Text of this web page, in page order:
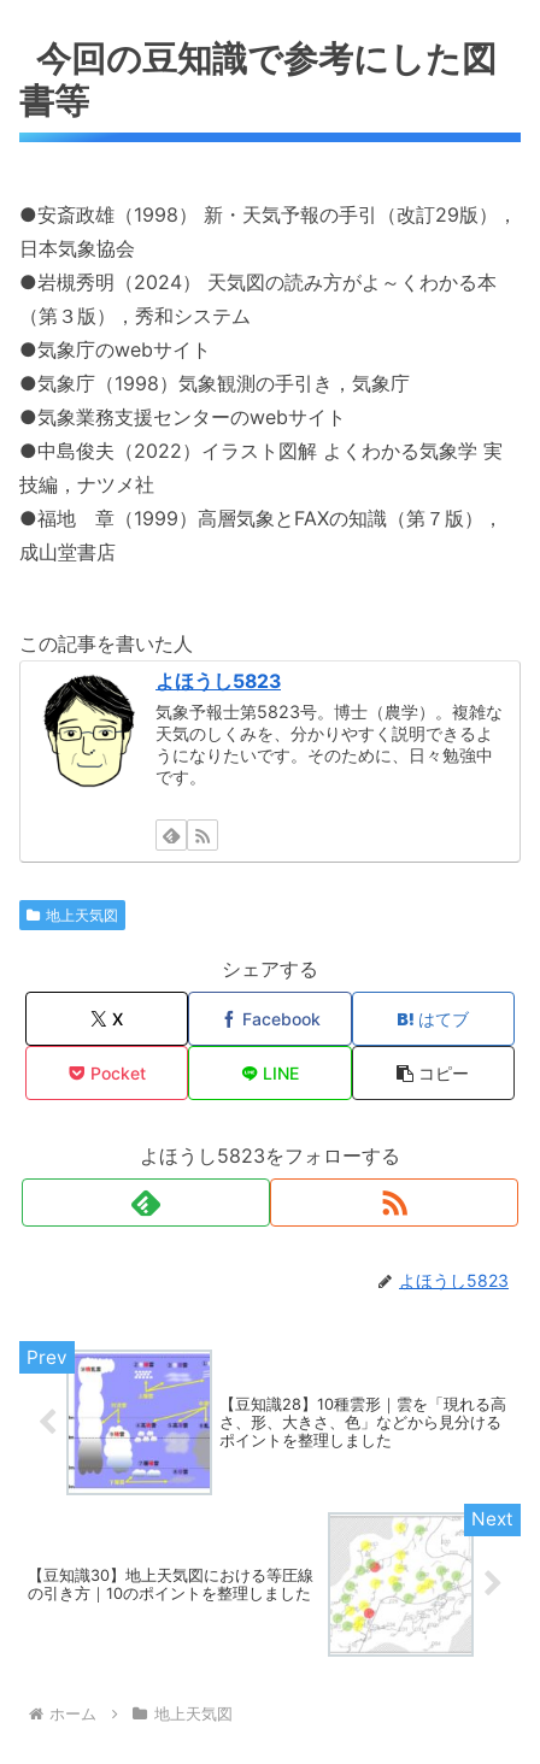
今回の豆知識で参考にした図
書等
●安斎政雄（1998） 新・天気予報の手引（改訂29版），
日本気象協会
●岩槻秀明（2024） 天気図の読み方がよ～くわかる本
（第３版），秀和システム
●気象庁のwebサイト
●気象庁（1998）気象観測の手引き，気象庁
●気象業務支援センターのwebサイト
●中島俊夫（2022）イラスト図解 よくわかる気象学 実
技編，ナツメ社
●福地 章（1999）高層気象とFAXの知識（第７版），
成山堂書店
この記事を書いた人
よほうし5823
気象予報士第5823号。博士（農学）。複雑な
天気のしくみを、分かりやすく説明できるよ
うになりたいです。そのために、日々勉強中
です。
地上天気図
シェアする
X Facebook はてブ
Pocket LINE コピー
よほうし5823をフォローする
よほうし5823
【豆知識28】10種雲形｜雲を「現れる高
さ、形、大きさ、色」などから見分ける
ポイントを整理しました
【豆知識30】地上天気図における等圧線
の引き方｜10のポイントを整理しました
ホーム 地上天気図